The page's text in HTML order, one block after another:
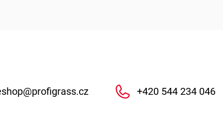
@profigrass.cz +420 544 234 046